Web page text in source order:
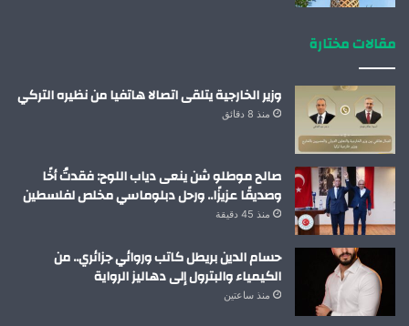
مقالات مختارة
وزير الخارجية يتلقى اتصالا هاتفيا من نظيره التركي
منذ 8 دقائق
صالح موطلو شن ينعى دياب اللوح: فقدتُ أخًا
وصديقًا عزيزًا.. ورحل دبلوماسي مخلص لفلسطين
منذ 45 دقيقة
حسام الدين بريطل كاتب وروائي جزائري.. من
الكيمياء والبترول إلى دهاليز الرواية
منذ ساعتين